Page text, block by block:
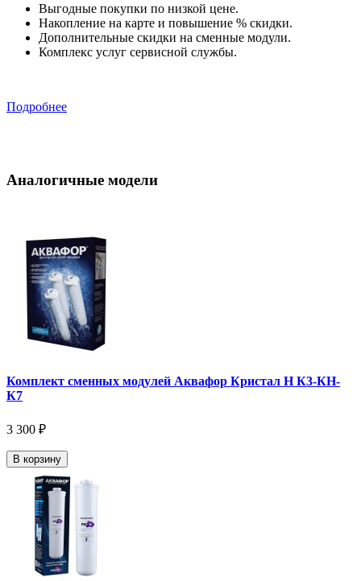
Выгодные покупки по низкой цене.
Накопление на карте и повышение % скидки.
Дополнительные скидки на сменные модули.
Комплекс услуг сервисной службы.
Подробнее
Аналогичные модели
Комплект сменных модулей Аквафор Кристал Н К3-КН-
К7
3 300 ₽
В корзину